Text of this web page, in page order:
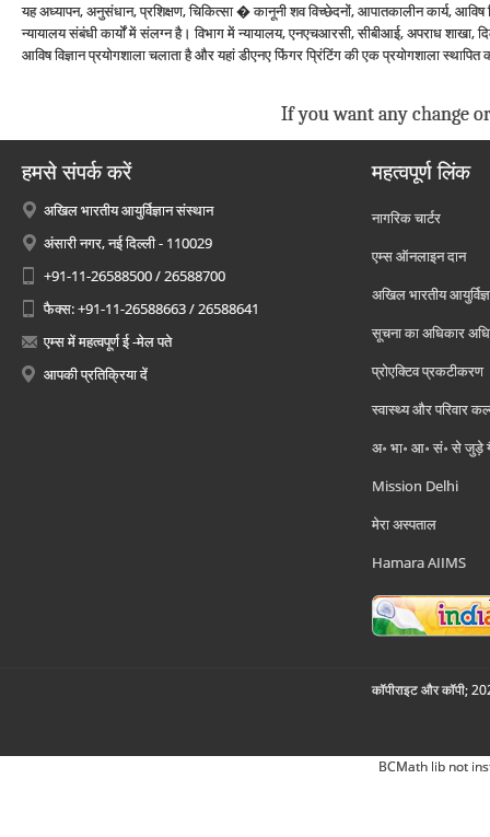
यह अध्‍यापन, अनुसंधान, प्रशिक्षण, चिकित्‍सा � कानूनी शव विच्‍छेदनों, आपातकालीन कार्य, आविष
न्‍यायालय संबंधी कार्यों में संलग्‍न है। विभाग में न्‍यायालय, एनएचआरसी, सीबीआई, अपराध
आविष विज्ञान प्रयोगशाला चलाता है और यहां डीएनए फिंगर प्रिंटिंग की एक प्रयोगशाला
If you want any change
हमसे संपर्क करें
अखिल भारतीय आयुर्विज्ञान संस्थान
अंसारी नगर, नई दिल्ली - 110029
+91-11-26588500 / 26588700
फैक्स: +91-11-26588663 / 26588641
एम्स में महत्वपूर्ण ई -मेल पते
आपकी प्रतिक्रिया दें
महत्वपूर्ण लिंक
नागरिक चार्टर
एम्स ऑनलाइन दान
अखिल भारतीय
सूचना का अधिकार
प्रोएक्टिव प्रकटीकरण
स्वास्थ्य और परिवार
अ॰ भा॰ आ॰ सं॰ से जुड़े
Mission Delhi
मेरा अस्पताल
Hamara AIIMS
कॉपीराइट और कॉपी;
BCMath lib not